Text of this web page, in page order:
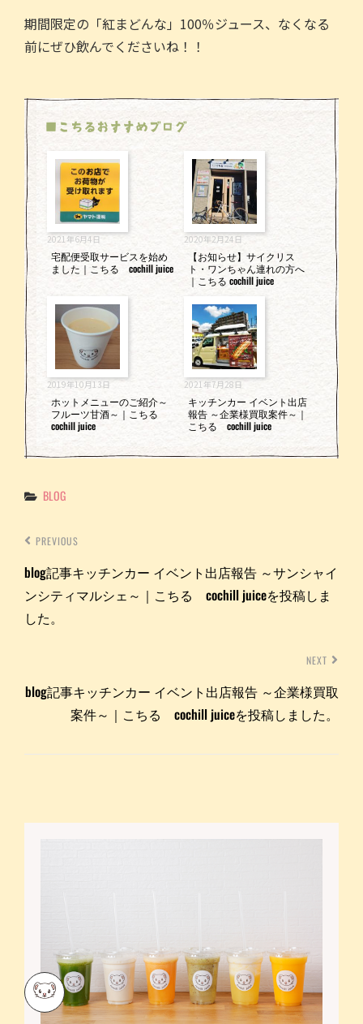
期間限定の「紅まどんな」100％ジュース、なくなる
前にぜひ飲んでくださいね！！
■こちるおすすめブログ
2021年6月4日
宅配便受取サービスを始め
ました｜こちる cochill juice
2020年2月24日
【お知らせ】サイクリス
ト・ワンちゃん連れの方へ
｜こちる cochill juice
2019年10月13日
ホットメニューのご紹介～
フルーツ甘酒～｜こちる
cochill juice
2021年7月28日
キッチンカー イベント出店
報告 ～企業様買取案件～｜
こちる cochill juice
Categories
BLOG
PREVIOUS
blog記事キッチンカー イベント出店報告 ～サンシャイ
ンシティマルシェ～｜こちる cochill juiceを投稿しま
した。
NEXT
blog記事キッチンカー イベント出店報告 ～企業様買取
案件～｜こちる cochill juiceを投稿しました。